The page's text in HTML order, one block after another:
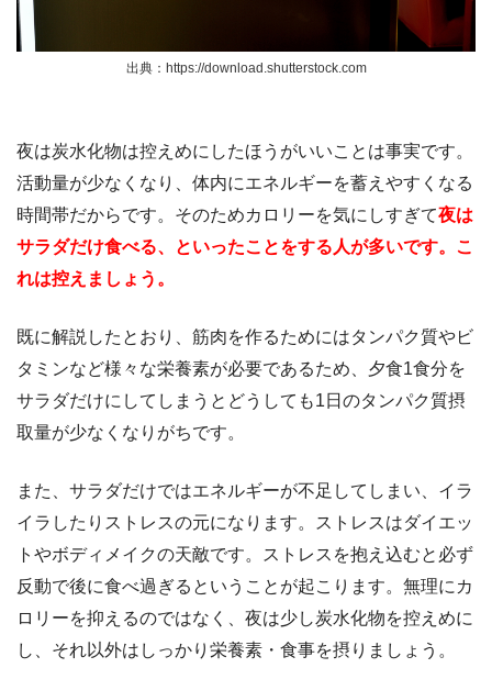
出典：https://download.shutterstock.com
夜は炭水化物は控えめにしたほうがいいことは事実です。
活動量が少なくなり、体内にエネルギーを蓄えやすくなる
時間帯だからです。そのためカロリーを気にしすぎて夜は
サラダだけ食べる、といったことをする人が多いです。こ
れは控えましょう。
既に解説したとおり、筋肉を作るためにはタンパク質やビ
タミンなど様々な栄養素が必要であるため、夕食1食分を
サラダだけにしてしまうとどうしても1日のタンパク質摂
取量が少なくなりがちです。
また、サラダだけではエネルギーが不足してしまい、イラ
イラしたりストレスの元になります。ストレスはダイエッ
トやボディメイクの天敵です。ストレスを抱え込むと必ず
反動で後に食べ過ぎるということが起こります。無理にカ
ロリーを抑えるのではなく、夜は少し炭水化物を控えめに
し、それ以外はしっかり栄養素・食事を摂りましょう。